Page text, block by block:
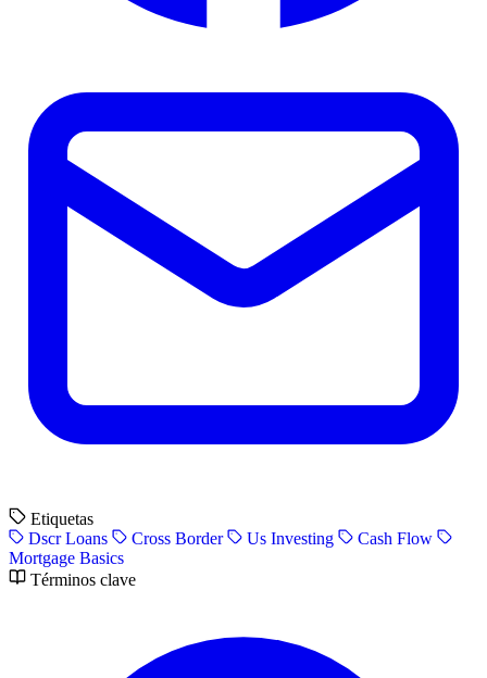
Etiquetas
Dscr Loans
Cross Border Us Investing
Cash Flow
Mortgage Basics
Términos clave